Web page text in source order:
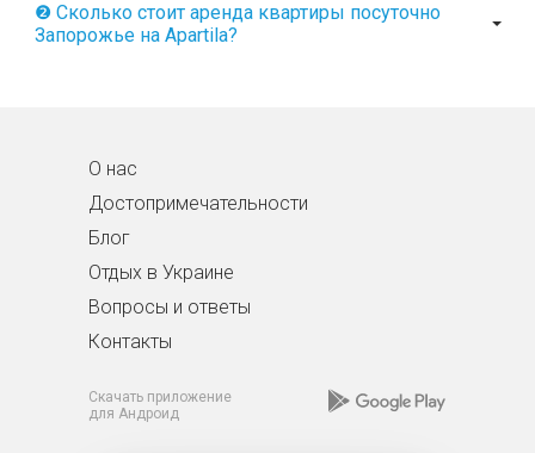
❷ Сколько стоит аренда квартиры посуточно
Запорожье на Apartila?
О нас
Достопримечательности
Блог
Отдых в Украине
Вопросы и ответы
Контакты
Скачать приложение
для Андроид